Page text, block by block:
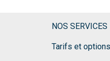
NOS SERVICES
Tarifs et